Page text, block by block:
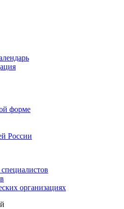
форме
России
организациях